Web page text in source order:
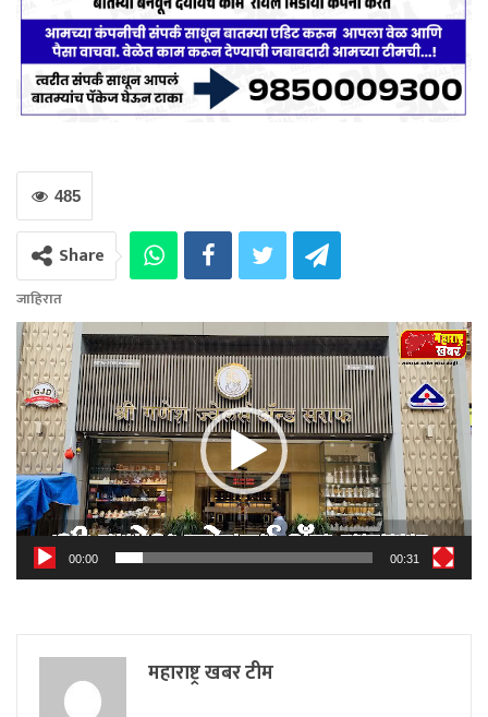
485
Share
जाहिरात
Video
Player
00:00 00:31
महाराष्ट्र खबर टीम